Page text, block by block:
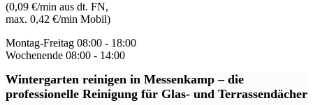
(0,09 €/min aus dt. FN,
max. 0,42 €/min Mobil)
Montag-Freitag 08:00 - 18:00
Wochenende 08:00 - 14:00
Wintergarten reinigen in Messenkamp– die
professionelle Reinigung für Glas- und Terrassendächer